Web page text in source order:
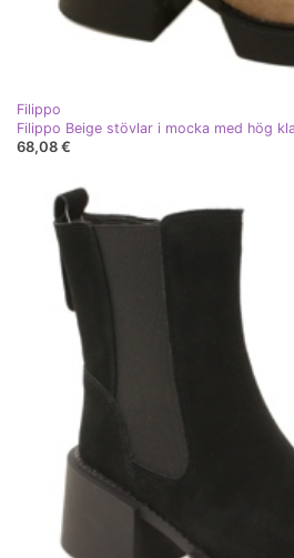
Filippo
Filippo Beige stövlar i mocka med hög
68,08 €